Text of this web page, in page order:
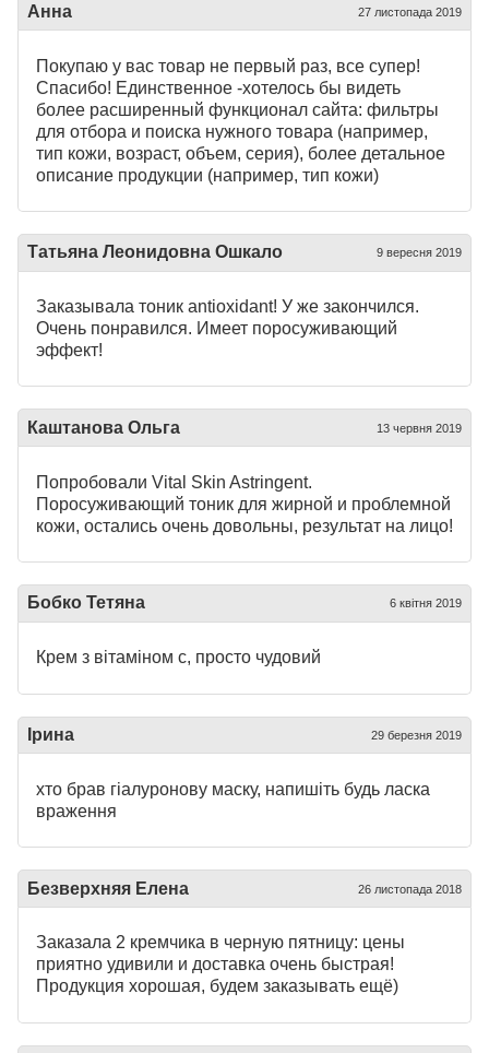
Анна 27 листопада 2019
Покупаю у вас товар не первый раз, все супер!
Спасибо! Единственное -хотелось бы видеть
более расширенный функционал сайта: фильтры
для отбора и поиска нужного товара (например,
тип кожи, возраст, объем, серия), более детальное
описание продукции (например, тип кожи)
Татьяна Леонидовна Ошкало 9 вересня 2019
Заказывала тоник antioxidant! У же закончился.
Очень понравился. Имеет поросуживающий
эффект!
Каштанова Ольга 13 червня 2019
Попробовали Vital Skin Astringent.
Поросуживающий тоник для жирной и проблемной
кожи, остались очень довольны, результат на лицо!
Бобко Тетяна 6 квітня 2019
Крем з вітаміном с, просто чудовий
Ірина 29 березня 2019
хто брав гіалуронову маску, напишіть будь ласка
враження
Безверхняя Елена 26 листопада 2018
Заказала 2 кремчика в черную пятницу: цены
приятно удивили и доставка очень быстрая!
Продукция хорошая, будем заказывать ещё)